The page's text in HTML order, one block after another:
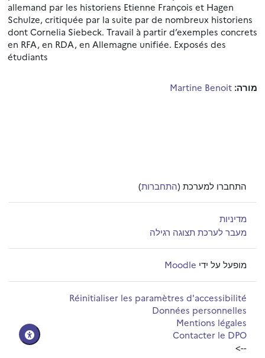
allemand par les historiens Etienne François et Hagen
Schulze, critiquée par la suite par de nombreux historiens
dont Cornelia Siebeck. Travail à partir d’exemples concrets
en RFA, en RDA, en Allemagne unifiée. Exposés des
étudiants
מורה: Martine Benoit
התחברו למערכת (התחברות)
מדיניות
מעבר לערכת תצוגה רגילה
מופעל על ידי Moodle
Réinitialiser les paramètres d'accessibilité
Données personnelles
Mentions légales
Contacter le DPO
-->